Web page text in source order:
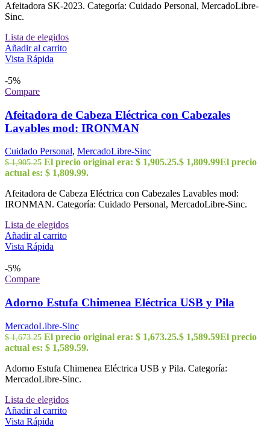
Afeitadora SK-2023. Categoría: Cuidado Personal, MercadoLibre-
Sinc.
Lista de elegidos
Añadir al carrito
Vista Rápida
-5%
Compare
Afeitadora de Cabeza Eléctrica con Cabezales
Lavables mod: IRONMAN
Cuidado Personal, MercadoLibre-Sinc
$1,905.25 El precio original era: $ 1,905.25.$ 1,809.99El precio
actual es: $ 1,809.99.
Afeitadora de Cabeza Eléctrica con Cabezales Lavables mod:
IRONMAN. Categoría: Cuidado Personal, MercadoLibre-Sinc.
Lista de elegidos
Añadir al carrito
Vista Rápida
-5%
Compare
Adorno Estufa Chimenea Eléctrica USB y Pila
MercadoLibre-Sinc
$1,673.25 El precio original era: $ 1,673.25.$ 1,589.59El precio
actual es: $ 1,589.59.
Adorno Estufa Chimenea Eléctrica USB y Pila. Categoría:
MercadoLibre-Sinc.
Lista de elegidos
Añadir al carrito
Vista Rápida